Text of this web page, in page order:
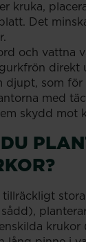
kruka,
Det
och vattna
direkt
djupt, som för
med
skydd mot